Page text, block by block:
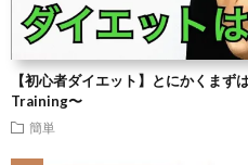
【初心者ダイエット】とにかくま
Training〜
簡単